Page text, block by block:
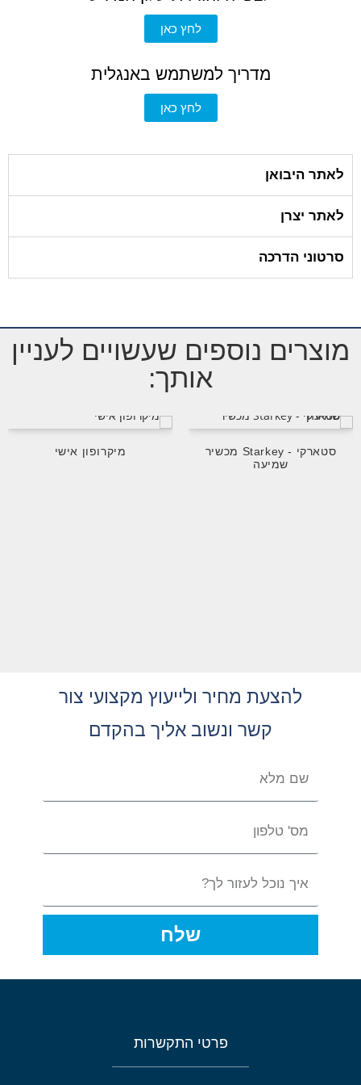
לחץ כאן
מדריך למשתמש באנגלית
לחץ כאן
לאתר היבואן
לאתר יצרן
סרטוני הדרכה
מוצרים נוספים שעשויים לעניין
אותך:
סטארקי - Starkey מכשיר
מיקרופון אישי
להצעת מחיר ולייעוץ מקצועי צור
קשר ונשוב אליך בהקדם
שלח
פרטי התקשרות